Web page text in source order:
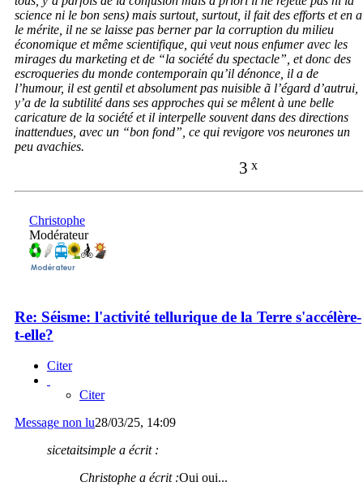
science ni le bon sens) mais surtout, surtout, il fait des efforts et en a
le mérite, il ne se laisse pas berner par la corruption du milieu
économique et même scientifique, qui veut nous enfumer avec les
mirages du marketing et de “la société du spectacle”, et donc des
escroqueries du monde contemporain qu’il dénonce, il a de
l’humour, il est gentil et absolument pas nuisible ã l’égard d’autrui,
y’a de la subtilité dans ses approches qui se mêlent à une belle
caricature de la société et il interpelle souvent dans des directions
inattendues, avec un “bon fond”, ce qui revigore vos neurones un
peu avachies.
3 x
Christophe
Modérateur
Re: Séisme: l'activité tellurique de la Terre s'accélère-
t-elle?
Citer
Citer
Message non lu28/03/25, 14:09
sicetaitsimple a écrit :
Christophe a écrit :Oui oui...